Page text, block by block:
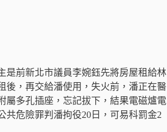
是前新北市議員李婉鈺先將房屋租給林
後，再交給潘使用，失火前，潘正在醫
屬多孔插座，忘記拔下，結果電磁爐電
危險罪判潘拘役20日，可易科罰金2